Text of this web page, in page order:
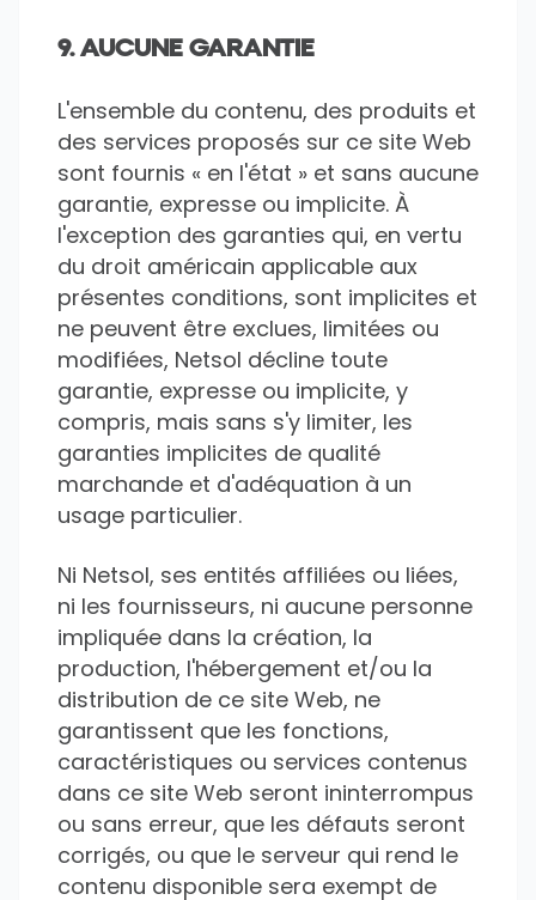
9. AUCUNE GARANTIE
L'ensemble du contenu, des produits et
des services proposés sur ce site Web
sont fournis « en l'état » et sans aucune
garantie, expresse ou implicite. À
l'exception des garanties qui, en vertu
du droit américain applicable aux
présentes conditions, sont implicites et
ne peuvent être exclues, limitées ou
modifiées, Netsol décline toute
garantie, expresse ou implicite, y
compris, mais sans s'y limiter, les
garanties implicites de qualité
marchande et d'adéquation à un
usage particulier.
Ni Netsol, ses entités affiliées ou liées,
ni les fournisseurs, ni aucune personne
impliquée dans la création, la
production, l'hébergement et/ou la
distribution de ce site Web, ne
garantissent que les fonctions,
caractéristiques ou services contenus
dans ce site Web seront ininterrompus
ou sans erreur, que les défauts seront
corrigés, ou que le serveur qui rend le
contenu disponible sera exempt de